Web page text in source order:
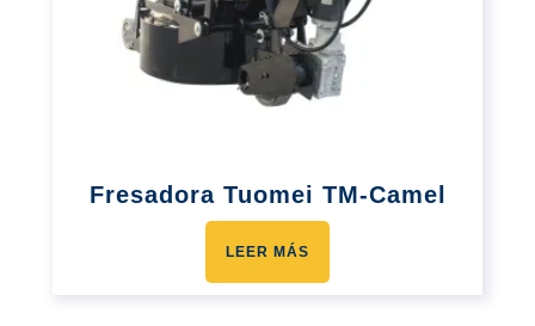
Fresadora Tuomei TM-Camel
LEER MÁS